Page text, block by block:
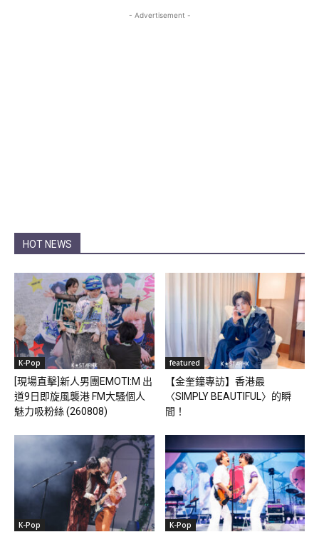
- Advertisement -
HOT NEWS
K-Pop
[現場直擊]新人男團EMOTI:M 出
道9日即旋風襲港 FM大騷個人
魅力吸粉絲 (260808)
featured
【金奎鐘專訪】香港最
〈SIMPLY BEAUTIFUL〉的瞬
間！
K-Pop K-Pop